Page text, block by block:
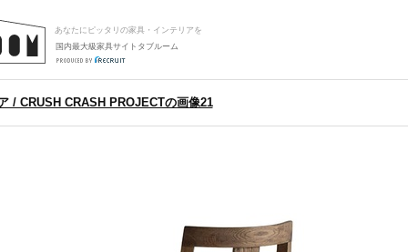
あなたにピッタリの家具・インテリアを
国内最大級家具サイトタブルーム
/ CRUSH CRASH PROJECTの画像21